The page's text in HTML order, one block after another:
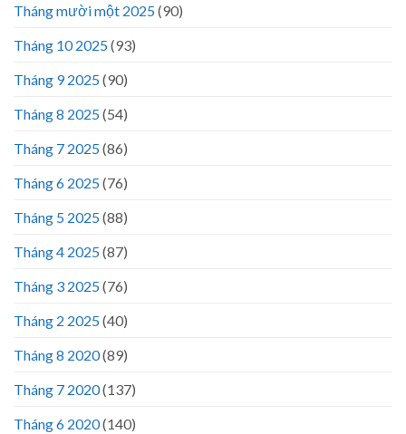
Tháng mười một 2025(90)
Tháng 10 2025(93)
Tháng 9 2025(90)
Tháng 8 2025(54)
Tháng 7 2025(86)
Tháng 6 2025(76)
Tháng 5 2025(88)
Tháng 4 2025(87)
Tháng 3 2025(76)
Tháng 2 2025(40)
Tháng 8 2020(89)
Tháng 7 2020(137)
Tháng 6 2020(140)